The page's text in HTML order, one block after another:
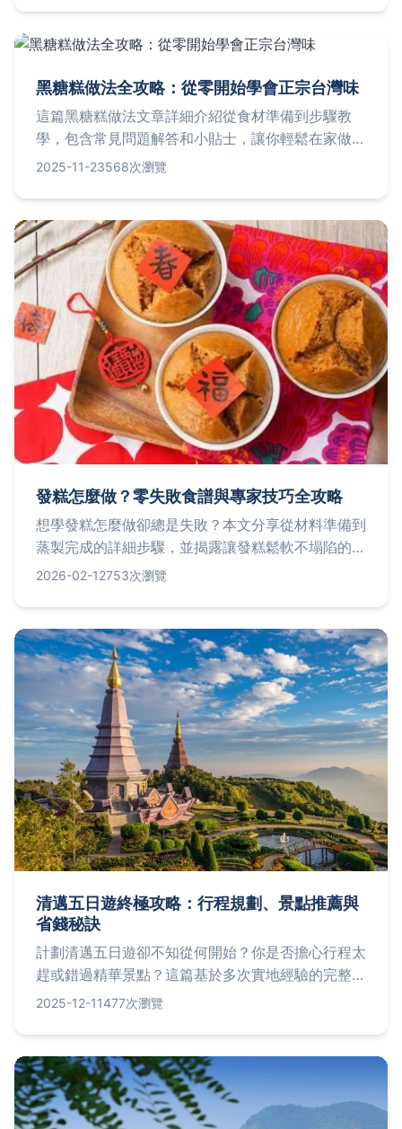
黑糖糕做法全攻略：從零開始學會正宗台灣味
這篇黑糖糕做法文章詳細介紹從食材準備到步驟教
學，包含常見問題解答和小貼士，讓你輕鬆在家做出
Q彈美味的台灣黑糖糕。無論新手或老手，都能找到
2025-11-23568次瀏覽
發糕怎麼做？零失敗食譜與專家技巧全攻略
想學發糕怎麼做卻總是失敗？本文分享從材料準備到
蒸製完成的詳細步驟，並揭露讓發糕鬆軟不塌陷的關
鍵秘訣，讓你一次成功做出完美發糕。
2026-02-12753次瀏覽
清邁五日遊終極攻略：行程規劃、景點推薦與
省錢秘訣
計劃清邁五日遊卻不知從何開始？你是否擔心行程太
趕或錯過精華景點？這篇基於多次實地經驗的完整攻
略，提供五天詳細行程、必訪景點如素貼山和古城寺
2025-12-11477次瀏覽